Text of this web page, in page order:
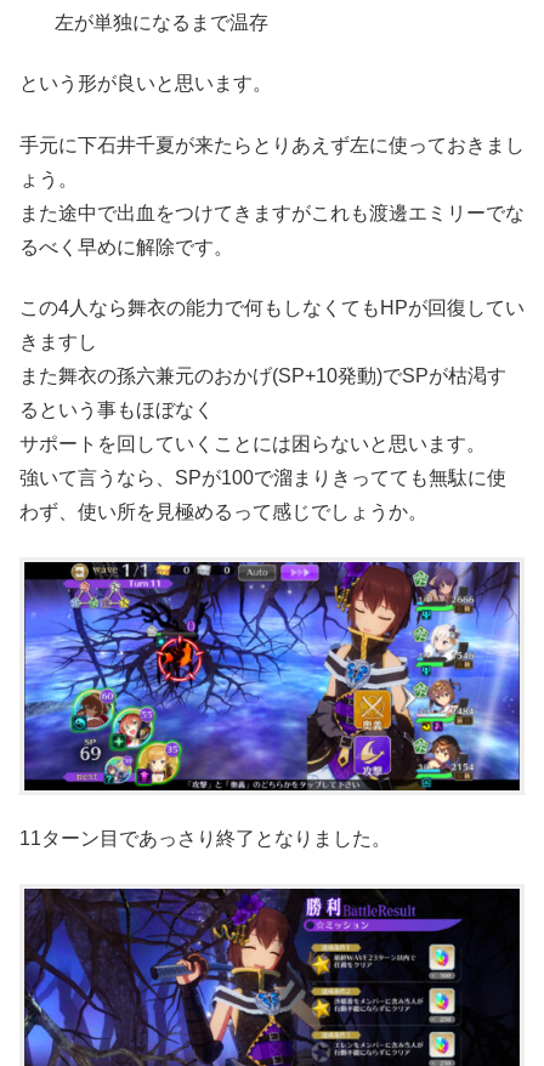
左が単独になるまで温存
という形が良いと思います。
手元に下石井千夏が来たらとりあえず左に使っておきまし
ょう。
また途中で出血をつけてきますがこれも渡邊エミリーでな
るべく早めに解除です。
この4人なら舞衣の能力で何もしなくてもHPが回復してい
きますし
また舞衣の孫六兼元のおかげ(SP+10発動)でSPが枯渇す
るという事もほぼなく
サポートを回していくことには困らないと思います。
強いて言うなら、SPが100で溜まりきってても無駄に使
わず、使い所を見極めるって感じでしょうか。
11ターン目であっさり終了となりました。